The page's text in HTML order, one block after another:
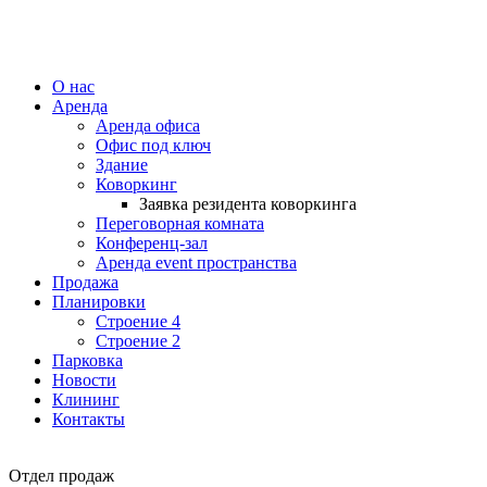
О нас
Аренда
Аренда офиса
Офис под ключ
Здание
Коворкинг
Заявка резидента коворкинга
Переговорная комната
Конференц-зал
Аренда event пространства
Продажа
Планировки
Строение 4
Строение 2
Парковка
Новости
Клининг
Контакты
Отдел продаж